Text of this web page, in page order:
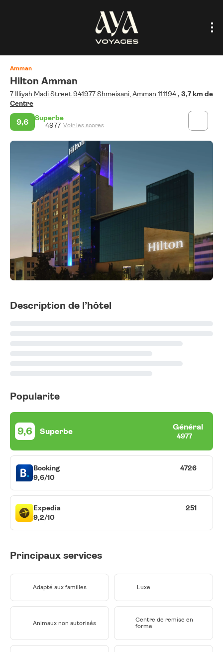
Amman
Hilton Amman
7 Illiyah Madi Street 941977 Shmeisani, Amman 111194, 3,7 km de
Centre
9,6
Superbe
4977 Voir les scores
Description de l’hôtel
Popularite
9,6 Superbe Général
4977
Booking
9,6/10
4726
Expedia
9,2/10
251
Principaux services
Adapté aux familles Luxe
Animaux non autorisés
Centre de remise en
forme